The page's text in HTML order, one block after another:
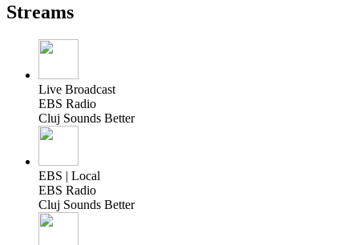
Streams
Live Broadcast
EBS Radio
Cluj Sounds Better
EBS | Local
EBS Radio
Cluj Sounds Better